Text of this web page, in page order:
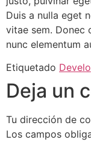
Duis a nulla eget
vitae sem. Donec
nunc elementum
Etiquetado
Deja un
Tu dirección de
Los campos